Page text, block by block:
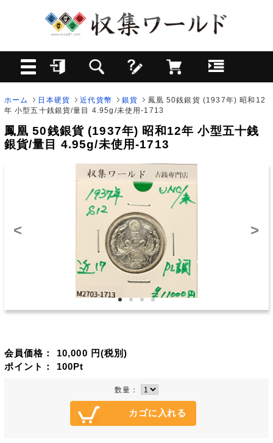
ホーム 日本硬貨 近代貨幣 銀貨
鳳凰 50銭銀貨 (1937年) 昭和12
年 小型五十銭銀貨/量目 4.95g/未使用-1713
鳳凰 50銭銀貨 (1937年) 昭和12年 小型五十銭
銀貨/量目 4.95g/未使用-1713
< >
会員価格： 10,000 円(税別)
ポイント： 100Pt
数量：